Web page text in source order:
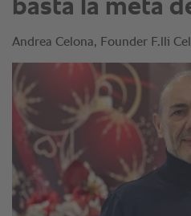
basta la metà
Andrea Celona, Founder F.lli